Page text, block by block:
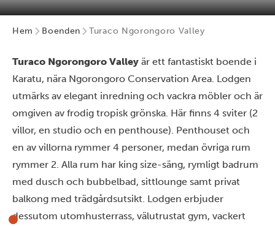
Hem Boenden Turaco Ngorongoro Valley
Turaco Ngorongoro Valley är ett fantastiskt boende i
Karatu, nära Ngorongoro Conservation Area. Lodgen
utmärks av elegant inredning och vackra möbler och är
omgiven av frodig tropisk grönska. Här finns 4 sviter (2
villor, en studio och en penthouse). Penthouset och
en av villorna rymmer 4 personer, medan övriga rum
rymmer 2. Alla rum har king size-säng, rymligt badrum
med dusch och bubbelbad, sittlounge samt privat
balkong med trädgårdsutsikt. Lodgen erbjuder
dessutom utomhusterrass, välutrustat gym, vackert